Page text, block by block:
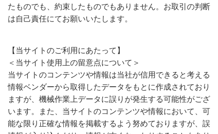
たものでも、約束したものでもありません。お取引の判断
は自己責任にてお願いいたします。
【当サイトのご利用にあたって】
＜当サイト使用上の留意点について＞
当サイトのコンテンツや情報は当社が信用できると考える
情報ベンダーから取得したデータをもとに作成されており
ますが、機械作業上データに誤りが発生する可能性がござ
います。また、当サイトのコンテンツや情報において、可
能な限り正確な情報を掲載するよう努めておりますが、誤